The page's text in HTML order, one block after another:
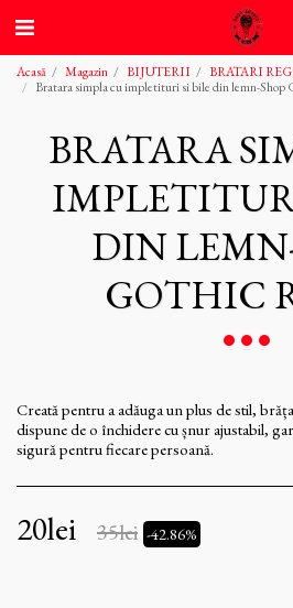
Acasă Magazin BIJUTERII
BRATARI
Bratara simpla cu impletituri si bile din lemn-Shop
BRATARA
DIN
GOTHIC
Creată pentru a adăuga un plus de stil,
dispune de o închidere cu șnur ajustabil,
sigură pentru fiecare persoană.
20lei 35lei -42.86%